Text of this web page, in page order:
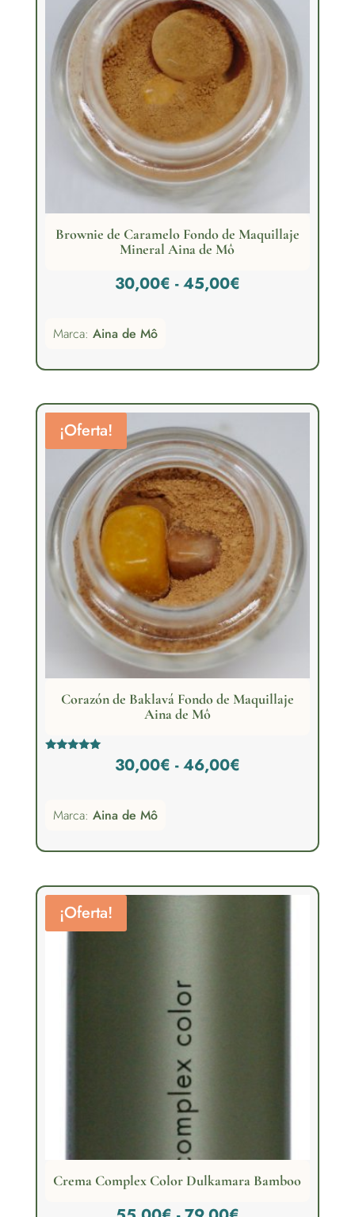
Brownie de Caramelo Fondo de Maquillaje
Mineral Aina de Mô
30,00€ - 45,00€Rango
desde
hasta
45,00€
Marca: Aina de Mô
¡Oferta!
Corazón de Baklavá Fondo de Maquillaje
Aina de Mô
30,00€ - 46,00€Rango
desde
hasta
Marca: Aina de Mô
¡Oferta!
Crema Complex Color Dulkamara Bamboo